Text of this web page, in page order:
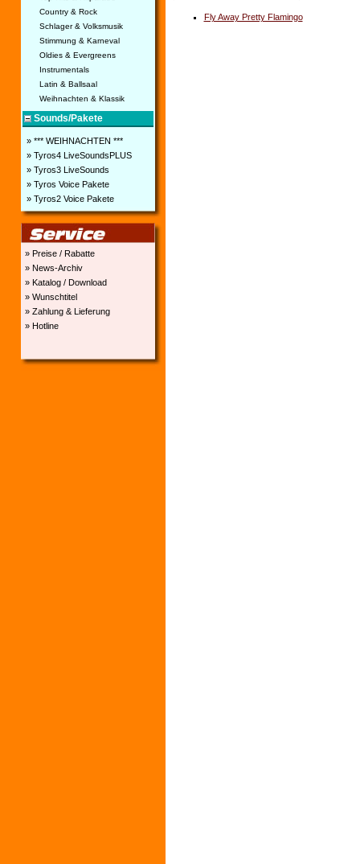
Country & Rock
Schlager & Volksmusik
Stimmung & Karneval
Oldies & Evergreens
Instrumentals
Latin & Ballsaal
Weihnachten & Klassik
Sounds/Pakete
» *** WEIHNACHTEN ***
» Tyros4 LiveSoundsPLUS
» Tyros3 LiveSounds
» Tyros Voice Pakete
» Tyros2 Voice Pakete
» Preise / Rabatte
» News-Archiv
» Katalog / Download
» Wunschtitel
» Zahlung & Lieferung
» Hotline
Fly Away Pretty Flamingo